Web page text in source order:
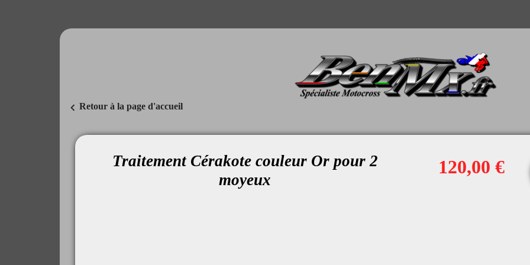
chevron_left Retour à la page d'accueil
Traitement Cérakote couleur Or pour 2
moyeux
120,00 €